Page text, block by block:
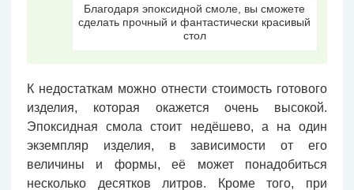
Благодаря эпоксидной смоле, вы сможете
сделать прочный и фантастически красивый
стол
К недостаткам можно отнести стоимость готового
изделия, которая окажется очень высокой.
Эпоксидная смола стоит недёшево, а на один
экземпляр изделия, в зависимости от его
величины и формы, её может понадобиться
несколько десятков литров. Кроме того, при